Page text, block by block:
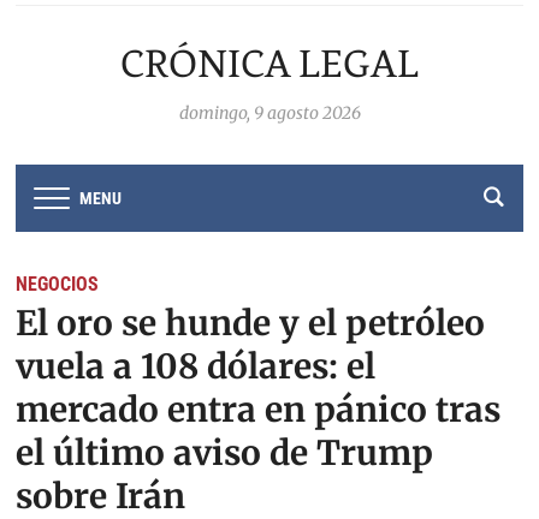
CRÓNICA LEGAL
domingo, 9 agosto 2026
MENU
NEGOCIOS
El oro se hunde y el petróleo
vuela a 108 dólares: el
mercado entra en pánico tras
el último aviso de Trump
sobre Irán